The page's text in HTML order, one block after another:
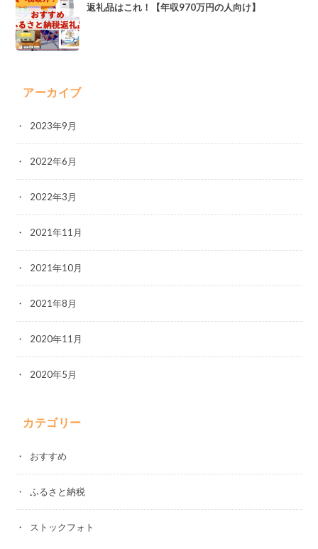
返礼品はこれ！【年収970万円の人向け】
アーカイブ
2023年9月
2022年6月
2022年3月
2021年11月
2021年10月
2021年8月
2020年11月
2020年5月
カテゴリー
おすすめ
ふるさと納税
ストックフォト